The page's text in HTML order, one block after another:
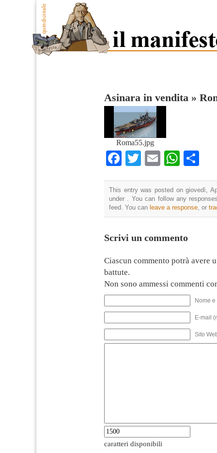
Asinara in vendita »
Roma55.jpg
Facebook
TwitterEmail
This entry was posted on giovedì,
under . You can follow any
feed. You can leave a response, or
Scrivi un commento
Ciascun commento potrà avere
battute.
Non sono ammessi commenti
Nome
E-mail
Sito
caratteri disponibili